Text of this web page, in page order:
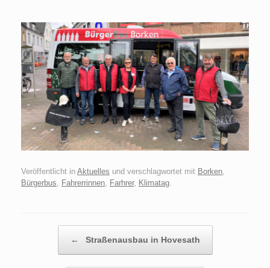
Veröffentlicht in Aktuelles und verschlagwortet mit Borken,
Bürgerbus, Fahrerrinnen, Farhrer, Klimatag.
← Straßenausbau in Hovesath